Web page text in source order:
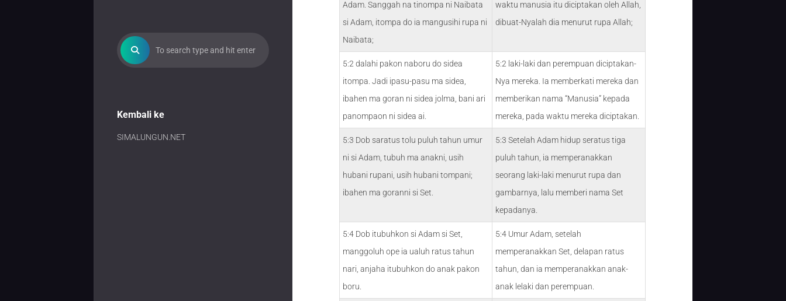
Kembali ke
SIMALUNGUN.NET
Adam. Sanggah na tinompa ni Naibata
si Adam, itompa do ia mangusihi rupa ni
Naibata;
waktu manusia itu diciptakan oleh Allah,
dibuat-Nyalah dia menurut rupa Allah;
5:2 dalahi pakon naboru do sidea
itompa. Jadi ipasu-pasu ma sidea,
ibahen ma goran ni sidea jolma, bani ari
panompaon ni sidea ai.
5:2 laki-laki dan perempuan diciptakan-
Nya mereka. Ia memberkati mereka dan
memberikan nama “Manusia” kepada
mereka, pada waktu mereka diciptakan.
5:3 Dob saratus tolu puluh tahun umur
ni si Adam, tubuh ma anakni, usih
hubani rupani, usih hubani tompani;
ibahen ma goranni si Set.
5:3 Setelah Adam hidup seratus tiga
puluh tahun, ia memperanakkan
seorang laki-laki menurut rupa dan
gambarnya, lalu memberi nama Set
kepadanya.
5:4 Dob itubuhkon si Adam si Set,
manggoluh ope ia ualuh ratus tahun
nari, anjaha itubuhkon do anak pakon
boru.
5:4 Umur Adam, setelah
memperanakkan Set, delapan ratus
tahun, dan ia memperanakkan anak-
anak lelaki dan perempuan.